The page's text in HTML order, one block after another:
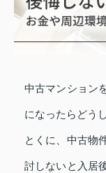
中古マンション
になったらどう
とくに、中古物
討しないと入居